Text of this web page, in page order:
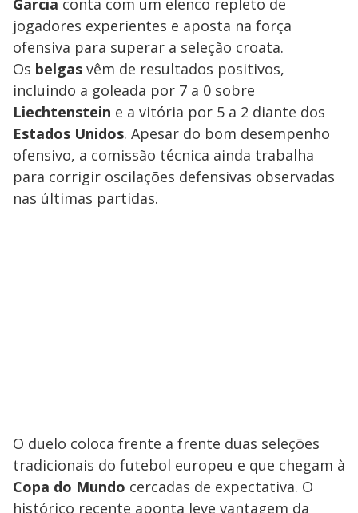
jogadores experientes e aposta na força
ofensiva para superar a seleção croata.
Os belgas vêm de resultados positivos,
incluindo a goleada por 7 a 0 sobre
Liechtenstein e a vitória por 5 a 2 diante dos
Estados Unidos. Apesar do bom desempenho
ofensivo, a comissão técnica ainda trabalha
para corrigir oscilações defensivas observadas
nas últimas partidas.
O duelo coloca frente a frente duas seleções
tradicionais do futebol europeu e que chegam à
Copa do Mundo cercadas de expectativa. O
histórico recente aponta leve vantagem da